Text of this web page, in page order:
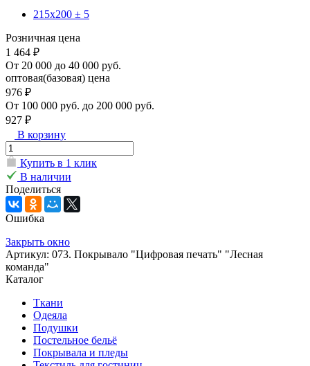
215х200 ± 5
Розничная цена
1 464 ₽
От 20 000 до 40 000 руб.
оптовая(базовая) цена
976 ₽
От 100 000 руб. до 200 000 руб.
927 ₽
В корзину
Купить в 1 клик
В наличии
Поделиться
Ошибка
Закрыть окно
Артикул: 073. Покрывало "Цифровая печать" "Лесная
команда"
Каталог
Ткани
Одеяла
Подушки
Постельное бельё
Покрывала и пледы